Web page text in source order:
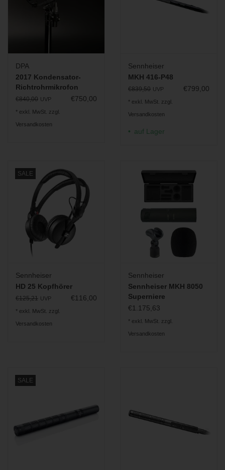
DPA
2017 Kondensator-
Richtrohrmikrofon
€840,00 UVP €750,00
* exkl. MwSt. zzgl.
Versandkosten
Sennheiser
MKH 416-P48
€839,50 UVP €799,00
* exkl. MwSt. zzgl.
Versandkosten
auf Lager
SALE
Sennheiser
HD 25 Kopfhörer
€125,21 UVP €116,00
* exkl. MwSt. zzgl.
Versandkosten
Sennheiser
Sennheiser MKH 8050
Superniere
€1.175,63
* exkl. MwSt. zzgl.
Versandkosten
SALE